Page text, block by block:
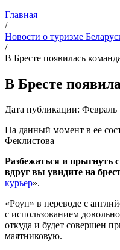
Главная
/
Новости о туризме
/
В Бресте появилась
В Бресте
Дата публикации: Февраль
На данный момент в ее
Феклистова
Разбежаться и прыгнуть
вдруг вы увидите на
курьер».
«Роуп» в переводе с
с использованием
откуда и будет совершен
маятниковую.